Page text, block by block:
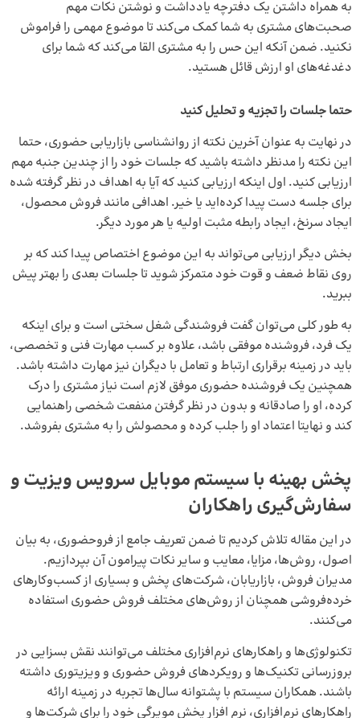
به همراه داشتن یک دفترچه یادداشت و نوشتن نکات مهم
صحبت‌های مشتری به شما کمک می‌کند تا موضوع مهمی را فراموش
نکنید. ضمن آنکه این حس را به مشتری القا می‌کند که شما برای
دغدغه‌های او ارزش قائل هستید.
حتما جلسات را تجزیه و تحلیل کنید
در نهایت به عنوان آخرین نکته از روانشناسی بازاریابی حضوری، حتما
این نکته را مدنظر داشته باشید که جلسات خود را از چندین جنبه مهم
ارزیابی کنید. اول اینکه ارزیابی کنید که آیا به اهداف در نظر گرفته شده
برای جلسه دست پیدا کرده‌اید یا خیر. اهدافی مانند فروش محصول،
ایجاد سرنخ، ایجاد رابطه مثبت اولیه یا هر مورد دیگر.
بخش دیگر ارزیابی می‌تواند به این موضوع اختصاص پیدا کند که بر
روی نقاط ضعف و قوت خود متمرکز شوید تا جلسات بعدی را بهتر پیش
ببرید.
به طور کلی می‌توان گفت فروشندگی شغل سختی است و برای اینکه
یک فرد، فروشنده موفقی باشد، علاوه بر کسب مهارت فنی و تخصصی،
باید در زمینه برقراری ارتباط و تعامل با دیگران نیز مهارت داشته باشد.
همچنین یک فروشنده حضوری موفق لازم است نیاز مشتری را درک
کرده، او را صادقانه و بدون در نظر گرفتن منفعت شخصی راهنمایی
کند و نهایتا اعتماد او را جلب کرده و محصولش را به مشتری بفروشد.
پخش بهینه با سیستم موبایل سرویس ویزیت و
سفارش‌گیری راهکاران
در این مقاله تلاش کردیم تا ضمن تعریف جامع از فروحضوری، به بیان
اصول، روش‌ها، مزایا، معایب و سایر نکات پیرامون آن بپردازیم.
مدیران فروش، بازاریابان، شرکت‌های پخش و بسیاری از کسب‌وکارهای
خرده‌فروشی همچنان از روش‌های مختلف فروش حضوری استفاده
می‌کنند.
تکنولوژی‌ها و راهکارهای نرم‌افزاری مختلف می‌توانند نقش بسزایی در
بروزرسانی تکنیک‌ها و رویکردهای فروش حضوری و ویزیتوری داشته
باشند. همکاران سیستم با پشتوانه سال‌ها تجربه در زمینه ارائه
راهکارهای نرم‌افزاری، نرم افزار پخش مویرگیخود را برای شرکت‌ها و